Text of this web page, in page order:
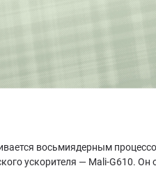
восьмиядерным
ускорителя — Mali-G610.